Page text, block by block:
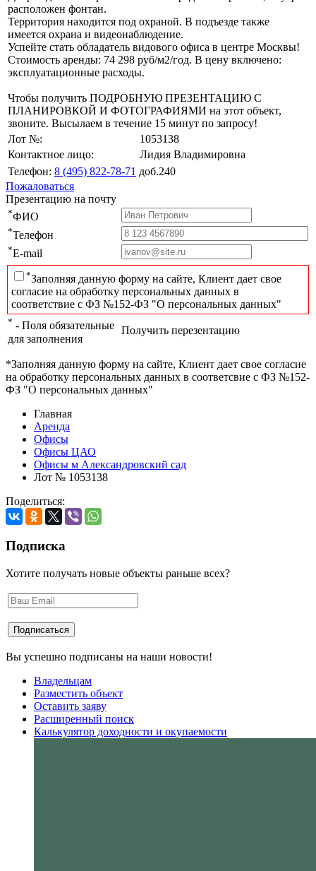
расположен фонтан.
Территория находится под охраной. В подъезде также
имеется охрана и видеонаблюдение.
Успейте стать обладатель видового офиса в центре Москвы!
Стоимость аренды: 74 298 руб/м2/год. В цену включено:
эксплуатационные расходы.
Чтобы получить ПОДРОБНУЮ ПРЕЗЕНТАЦИЮ С
ПЛАНИРОВКОЙ И ФОТОГРАФИЯМИ на этот объект,
звоните. Высылаем в течение 15 минут по запросу!
Лот №:
1053138
Контактное лицо:
Лидия Владимировна
Телефон: 8 (495) 822-78-71 доб.240
Пожаловаться
Презентацию на почту
*ФИО
*Телефон
*E-mail
*Заполняя данную форму на сайте, Клиент дает свое
согласие на обработку персональных данных в
соответствие с ФЗ №152-ФЗ "О персональных данных"
* - Поля обязательные
для заполнения
Получить перезентацию
*Заполняя данную форму на сайте, Клиент дает свое согласие
на обработку персональных данных в соответсвие с ФЗ №152-
ФЗ "О персональных данных"
Главная
Аренда
Офисы
Офисы ЦАО
Офисы м Александровский сад
Лот № 1053138
Поделиться:
Подписка
Хотите получать новые объекты раньше всех?
Вы успешно подписаны на наши новости!
Владельцам
Разместить объект
Оставить заяву
Расширенный поиск
Калькулятор доходности и окупаемости